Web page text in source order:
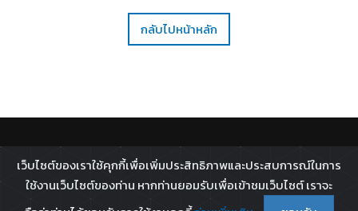
กลับไปหน้าหลัก
All rights reserved - 2026 ©
Broadcast Thai Television
เว็บไซต์ของเราใช้คุกกี้เพื่อเพิ่มประสิทธิภาพและประสบการณ์ในการ
ใช้งานเว็บไซต์ของท่าน หากท่านยอมรับเพื่อเข้าชมเว็บไซต์ เราจะ